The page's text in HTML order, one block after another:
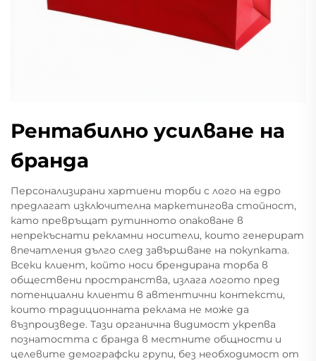
Рентабилно усилване на
бранда
Персонализирани хартиени торби с лого на едро
предлагат изключителна маркетингова стойност,
като превръщат рутинното опаковане в
непрекъснати рекламни носители, които генерират
впечатления дълго след завършване на покупката.
Всеки клиент, който носи брендирана торба в
обществени пространства, излага логото пред
потенциални клиенти в автентични контексти,
които традиционната реклама не може да
възпроизведе. Тази органична видимост укрепва
познатостта с бранда в местните общности и
целевите демографски групи, без необходимост от